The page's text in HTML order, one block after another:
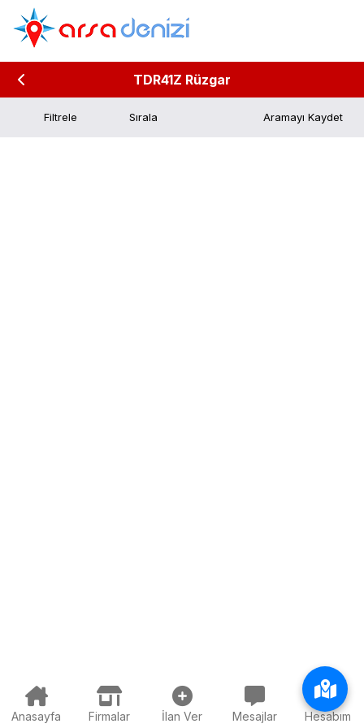
TDR41Z Rüzgar
Filtrele Aramayı Kaydet
Anasayfa Firmalar İlan Ver Mesajlar Hesabım